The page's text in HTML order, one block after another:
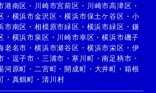
港南区 ・ 川崎市宮前区 ・ 川崎市高津区 ・
・ 横浜市金沢区 ・横浜市保土ケ谷区 ・ 小
市南区 ・相模原市緑区 ・ 横浜市緑区 ・ 鎌
・ 横浜市泉区 ・ 川崎市幸区 ・横浜市磯子
老名市 ・横浜市瀬谷区 ・ 横浜市栄区 ・ 伊
・ 逗子市 ・ 三浦市 ・寒川町 ・南足柄市 ・
河原町 ・ 二宮町 ・開成町 ・ 大井町 ・ 箱根
・ 真鶴町 ・ 清川村